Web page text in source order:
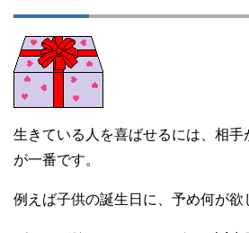
生きている人を喜ばせるには、相
が一番です。
例えば子供の誕生日に、予め何が欲